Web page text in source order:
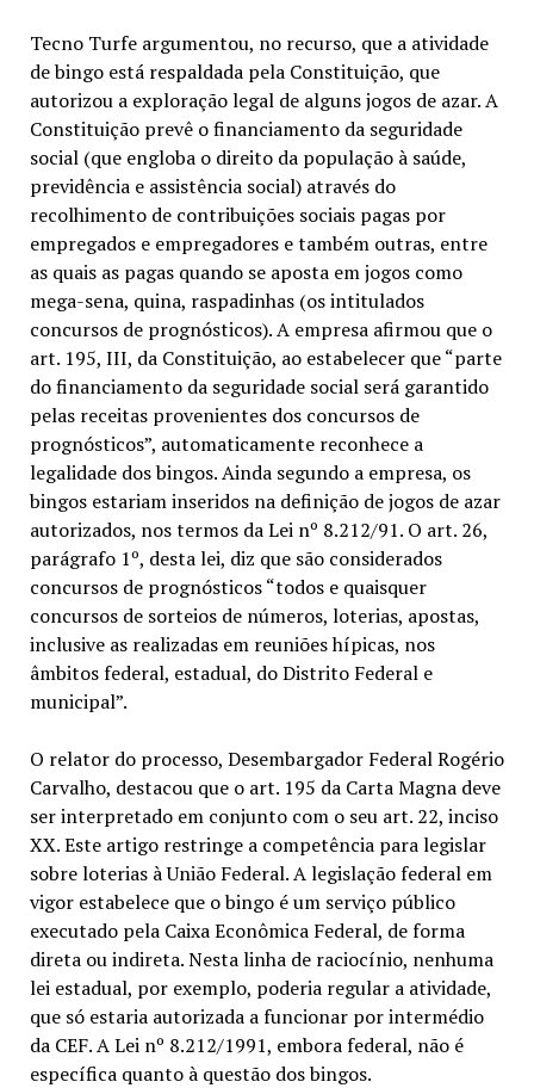
Tecno Turfe argumentou, no recurso, que a atividade
de bingo está respaldada pela Constituição, que
autorizou a exploração legal de alguns jogos de azar. A
Constituição prevê o financiamento da seguridade
social (que engloba o direito da população à saúde,
previdência e assistência social) através do
recolhimento de contribuições sociais pagas por
empregados e empregadores e também outras, entre
as quais as pagas quando se aposta em jogos como
mega-sena, quina, raspadinhas (os intitulados
concursos de prognósticos). A empresa afirmou que o
art. 195, III, da Constituição, ao estabelecer que “parte
do financiamento da seguridade social será garantido
pelas receitas provenientes dos concursos de
prognósticos”, automaticamente reconhece a
legalidade dos bingos. Ainda segundo a empresa, os
bingos estariam inseridos na definição de jogos de azar
autorizados, nos termos da Lei nº 8.212/91. O art. 26,
parágrafo 1º, desta lei, diz que são considerados
concursos de prognósticos “todos e quaisquer
concursos de sorteios de números, loterias, apostas,
inclusive as realizadas em reuniões hípicas, nos
âmbitos federal, estadual, do Distrito Federal e
municipal”.
O relator do processo, Desembargador Federal Rogério
Carvalho, destacou que o art. 195 da Carta Magna deve
ser interpretado em conjunto com o seu art. 22, inciso
XX. Este artigo restringe a competência para legislar
sobre loterias à União Federal. A legislação federal em
vigor estabelece que o bingo é um serviço público
executado pela Caixa Econômica Federal, de forma
direta ou indireta. Nesta linha de raciocínio, nenhuma
lei estadual, por exemplo, poderia regular a atividade,
que só estaria autorizada a funcionar por intermédio
da CEF. A Lei nº 8.212/1991, embora federal, não é
específica quanto à questão dos bingos.